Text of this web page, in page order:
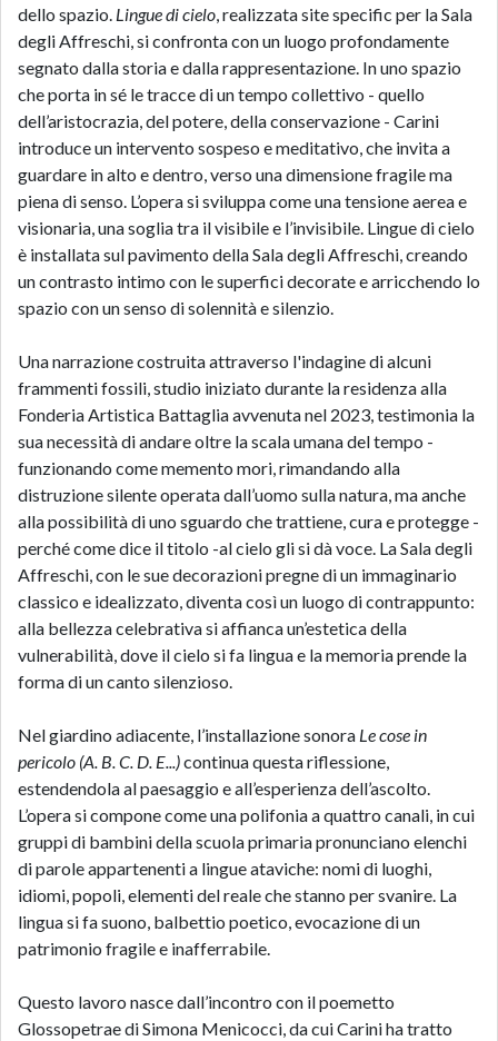
dello spazio. Lingue di cielo, realizzata site specific per la Sala
degli Affreschi, si confronta con un luogo profondamente
segnato dalla storia e dalla rappresentazione. In uno spazio
che porta in sé le tracce di un tempo collettivo - quello
dell’aristocrazia, del potere, della conservazione - Carini
introduce un intervento sospeso e meditativo, che invita a
guardare in alto e dentro, verso una dimensione fragile ma
piena di senso. L’opera si sviluppa come una tensione aerea e
visionaria, una soglia tra il visibile e l’invisibile. Lingue di cielo
è installata sul pavimento della Sala degli Affreschi, creando
un contrasto intimo con le superfici decorate e arricchendo lo
spazio con un senso di solennità e silenzio.
Una narrazione costruita attraverso l'indagine di alcuni
frammenti fossili, studio iniziato durante la residenza alla
Fonderia Artistica Battaglia avvenuta nel 2023, testimonia la
sua necessità di andare oltre la scala umana del tempo -
funzionando come memento mori, rimandando alla
distruzione silente operata dall’uomo sulla natura, ma anche
alla possibilità di uno sguardo che trattiene, cura e protegge -
perché come dice il titolo -al cielo gli si dà voce. La Sala degli
Affreschi, con le sue decorazioni pregne di un immaginario
classico e idealizzato, diventa così un luogo di contrappunto:
alla bellezza celebrativa si affianca un’estetica della
vulnerabilità, dove il cielo si fa lingua e la memoria prende la
forma di un canto silenzioso.
Nel giardino adiacente, l’installazione sonora Le cose in
pericolo (A. B. C. D. E...)continua questa riflessione,
estendendola al paesaggio e all’esperienza dell’ascolto.
L’opera si compone come una polifonia a quattro canali, in cui
gruppi di bambini della scuola primaria pronunciano elenchi
di parole appartenenti a lingue ataviche: nomi di luoghi,
idiomi, popoli, elementi del reale che stanno per svanire. La
lingua si fa suono, balbettio poetico, evocazione di un
patrimonio fragile e inafferrabile.
Questo lavoro nasce dall’incontro con il poemetto
Glossopetrae di Simona Menicocci, da cui Carini ha tratto